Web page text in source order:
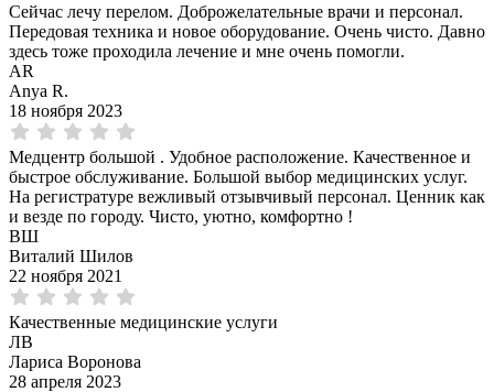
Сейчас лечу перелом. Доброжелательные врачи и персонал.
Передовая техника и новое оборудование. Очень чисто. Давно
здесь тоже проходила лечение и мне очень помогли.
AR
Anya R.
18 ноября 2023
Медцентр большой . Удобное расположение. Качественное и
быстрое обслуживание. Большой выбор медицинских услуг.
На регистратуре вежливый отзывчивый персонал. Ценник как
и везде по городу. Чисто, уютно, комфортно !
ВШ
Виталий Шилов
22 ноября 2021
Качественные медицинские услуги
ЛВ
Лариса Воронова
28 апреля 2023